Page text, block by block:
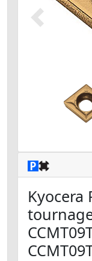
Précédent
Kyocera